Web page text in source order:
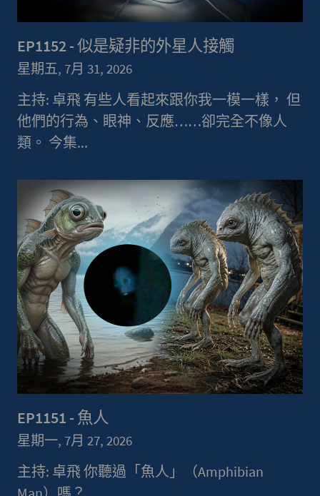
EP1152 - 似是疑非的外星人接觸
星期五, 7月 31, 2026
主持: 卓飛 有些人看起來跟你我一模一樣， 但
他們的行為、眼神、反應……卻完全不像人
類。 今集...
EP1151 - 魚人
星期一, 7月 27, 2026
主持: 卓飛 你聽過「魚人」（Amphibian